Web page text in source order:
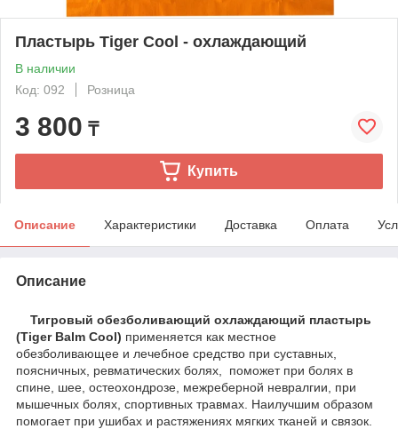
Пластырь Tiger Cool - охлаждающий
В наличии
Код: 092
Розница
3 800 ₸
Купить
Описание Характеристики Доставка Оплата
Описание
Тигровый обезболивающий охлаждающий пластырь
(Tiger Balm Cool) применяется как местное
обезболивающее и лечебное средство при суставных,
поясничных, ревматических болях, поможет при болях в
спине, шее, остеохондрозе, межреберной невралгии, при
мышечных болях, спортивных травмах. Наилучшим образом
помогает при ушибах и растяжениях мягких тканей и связок.